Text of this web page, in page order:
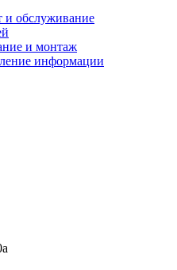
и обслуживание
и монтаж
информации